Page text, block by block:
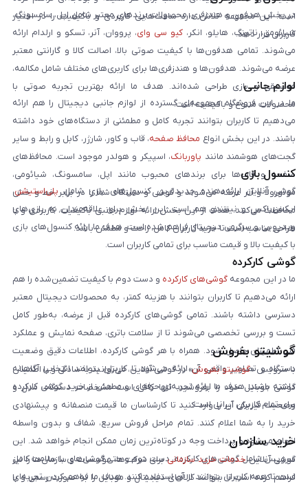
است. این مجموعه تلاش دارد ساعت‌هایی کاربردی و باکیفیت را در اختیار
کاربران قرار دهد.
در بخش هدفون و هندزفری، محصولات برندهای معتبر شامل اپل، سامسونگ،
شیائومی، ناتینگ، هایلو، انکر، کیو سی وای، پرووان، آنر، تسکو و ارلدام ارائه
می‌شوند. تمامی هدفون‌ها با کیفیت صوتی بالا، اصالت کالا و گارانتی معتبر
عرضه می‌شوند. هدفون‌ها و هندزفری‌ها برای کاربری‌های مختلف شامل مکالمه،
موسیقی و بازی طراحی شده‌اند. هدف ما ارائه بهترین تجربه صوتی با
محصولات متنوع و باکیفیت است.
لوازم جانبی
ما در این فروشگاه مجموعه‌ای گسترده از لوازم جانبی دیجیتال را هم ارائه
می‌دهیم تا کاربران بتوانند تجربه کامل و مطمئنی از دستگاه‌های خود داشته
باشند. در این بخش انواع محافظ صفحه، قاب و کاور، شارژر، کابل و رابط و سایر
گجت‌های هوشمند مانند پاوربانک، اسپیکر و هولدر موجود است. محافظ‌های
صفحه و قاب‌ها برای برندهای محبوب مانند اپل، سامسونگ، شیائومی،
موتورولا و آنر عرضه می‌شوند و گوشی و دستگاه شما را در برابر خط و خش
محافظت می‌کنند. هدف از این بخش ارائه لوازم جانبی باکیفیت، کاربردی و با
طراحی مناسب است تا خرید کاربران کامل، راحت و مطمئن باشد.
کنسول بازی
گوشی آنلاین ارائه‌دهنده جدیدترین کنسول‌های بازی شامل پلی‌استیشن،
ایکس‌باکس و نینتندو هم است. این بخش برای علاقه‌مندان به بازی‌های
ویدیویی و سرگرمی دیجیتال فراهم شده است. هدف ما ارائه کنسول‌های بازی
با کیفیت بالا و قیمت مناسب برای تمامی کاربران است.
گوشی کارکرده
ما در این مجموعه گوشی‌های کارکرده و دست دوم با کیفیت تضمین‌شده را هم
ارائه می‌دهیم تا کاربران بتوانند با هزینه کمتر، به محصولات دیجیتال معتبر
دسترسی داشته باشند. تمامی گوشی‌های کارکرده قبل از عرضه، به‌طور کامل
تست و بررسی تخصصی می‌شوند تا از سلامت باتری، صفحه نمایش و عملکرد
فنی اطمینان حاصل شود. همراه با هر گوشی کارکرده، اطلاعات دقیق وضعیت
دستگاه و تصاویر واقعی آن ارائه می‌شود تا کاربران بتوانند انتخابی آگاهانه
داشته باشند. هدف ما ارائه تجربه‌ای حرفه‌ای و مطمئن از خرید گوشی کارکرده
برای تمام کاربران ایرانی است.
گوشیتو بفروش
با سرویس «گوشیتو بفروش» در گوشی آنلاین، می‌توانید به‌سادگی و با اطمینان
گوشی موبایل خود را بفروشید. تنها کافی است مشخصات دستگاه، مدل و
وضعیت فیزیکی آن را وارد کنید تا کارشناسان ما قیمت منصفانه و پیشنهادی
خرید را به شما اعلام کنند. تمام مراحل فروش سریع، شفاف و بدون واسطه
انجام می‌شود و پرداخت وجه در کوتاه‌ترین زمان ممکن انجام خواهد شد. این
سرویس شامل گوشی‌های کارکرده، دست دوم و حتی گوشی‌های با سلامت کامل
است تا همه کاربران بتوانند از آن استفاده کنند. هدف ما فراهم کردن تجربه‌ای
خرید سازمان
گوشی آنلاینخدمات خرید سازمانیبرای شرکت‌ها، مؤسسات و سازمان‌ها را نیز
فراهم کرده است تا بتوانند کالاهای دیجیتال و موبایل را به صورت رسمی و با